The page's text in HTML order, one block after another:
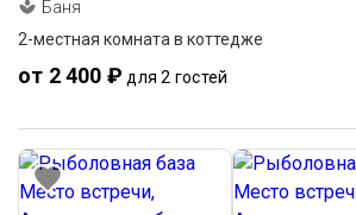
Баня
2-местная комната в коттедже
от 2 400 ₽ для 2 гостей